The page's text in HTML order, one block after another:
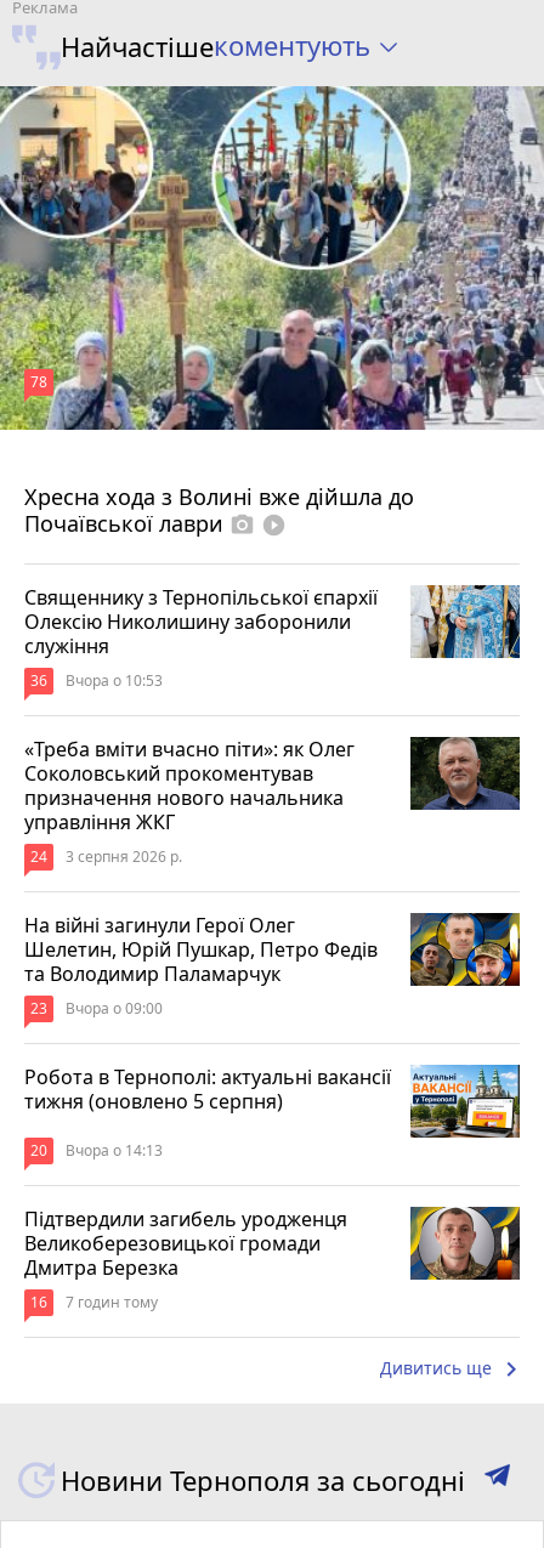
Найчастішекоментують
Хресна хода з Волині вже дійшла до
Почаївської лаври photo_camera play_circle_filled
78
Священнику з Тернопільської єпархії
Олексію Николишину заборонили
служіння
36 Вчора о 10:53
«Треба вміти вчасно піти»: як Олег
Соколовський прокоментував
призначення нового начальника
управління ЖКГ
24 3 серпня 2026 р.
На війні загинули Герої Олег
Шелетин, Юрій Пушкар, Петро Федів
та Володимир Паламарчук
23 Вчора о 09:00
Робота в Тернополі: актуальні вакансії
тижня (оновлено 5 серпня)
20 Вчора о 14:13
Підтвердили загибель уродженця
Великоберезовицької громади
Дмитра Березка
16 7 годин тому
Дивитись ще keyboard_arrow_right
Новини Тернополя за сьогодні